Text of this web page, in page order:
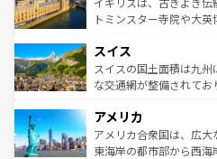
らに、パリ以外の地域
れる地方に足を運ぶとそ
きるだろう。 な
を参照してほしい。
してライン川沿いのワ
は、お酒好きな人にはぜひ体験
ドイツ情報はコンテンツ
トミンスター寺院や大
リアごとに異なる魅力が
ティー、ビール好きに
戦など、本場だからこ
ンツ一覧を参照してほし
スイス
スイスの国土面積は九
な交通網が整備されて
の建物がそのまま残る町
博物館もあり、アルプス
ことができる。国民の
アメリカ
アメリカ合衆国は、広大
東海岸の都市部から西